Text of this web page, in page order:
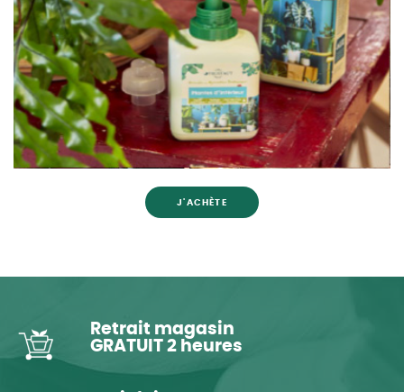
J'ACHÈTE
Retrait magasin
GRATUIT 2 heures